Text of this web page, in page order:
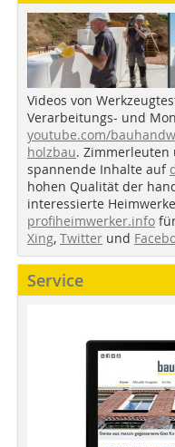
Videos von
Verarbeitungs- und
youtube.com/
holzbau. Zimmerleuten
spannende Inhalte auf
hohen Qualität der
interessierte
profiheimwerker.info
Xing, Twitter und
Service